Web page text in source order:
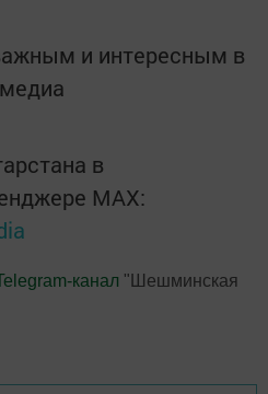
и интересным в
в
MАХ:
канал "Шешминская